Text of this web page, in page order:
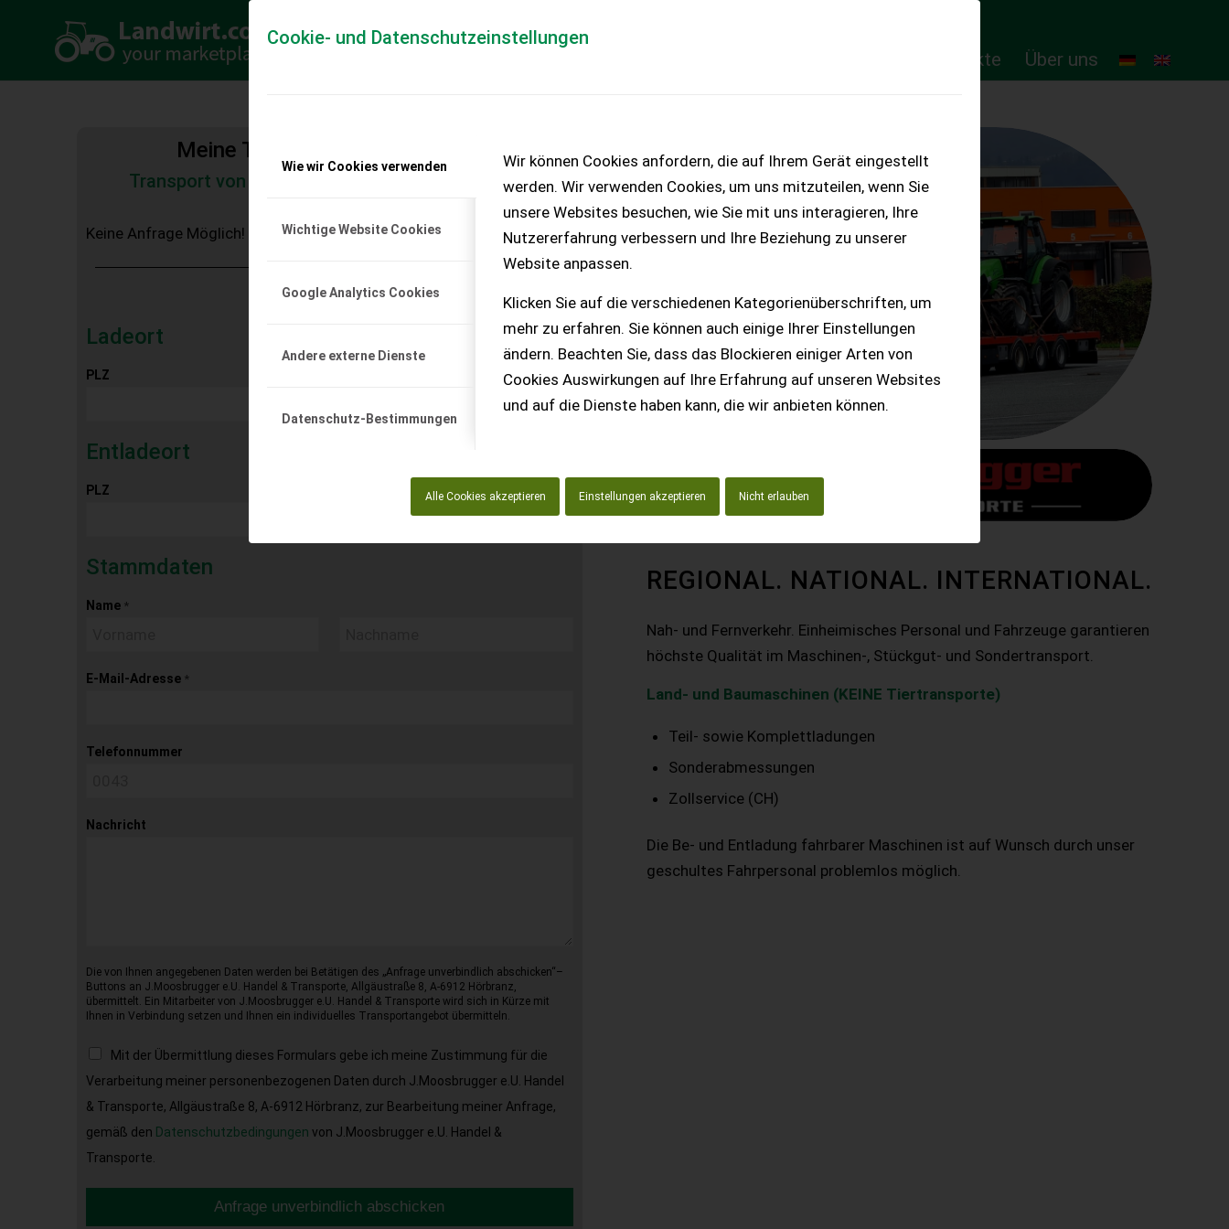
Cookie- und Datenschutzeinstellungen
Wie wir Cookies verwenden
Wichtige Website Cookies
Google Analytics Cookies
Andere externe Dienste
Datenschutz-Bestimmungen
Wir können Cookies anfordern, die auf Ihrem Gerät eingestellt
werden. Wir verwenden Cookies, um uns mitzuteilen, wenn Sie
unsere Websites besuchen, wie Sie mit uns interagieren, Ihre
Nutzererfahrung verbessern und Ihre Beziehung zu unserer
Website anpassen.
Klicken Sie auf die verschiedenen Kategorienüberschriften, um
mehr zu erfahren. Sie können auch einige Ihrer Einstellungen
ändern. Beachten Sie, dass das Blockieren einiger Arten von
Cookies Auswirkungen auf Ihre Erfahrung auf unseren Websites
und auf die Dienste haben kann, die wir anbieten können.
Alle Cookies akzeptieren Einstellungen akzeptieren Nicht erlauben
Online-Produkte Über uns
Meine Transportkostenanfrage
Transport von Land- und Baumaschinen – KEINE
Keine Anfrage Möglich!
Ladeort
PLZ
Entladeort
PLZ
Stammdaten
Name *
E-Mail-Adresse *
Telefonnummer
Nachricht
Die von Ihnen angegebenen Daten werden bei Betätigen des „Anfrage unverbindlich abschicken“–
Buttons an J.Moosbrugger e.U. Handel & Transporte, Allgäustraße 8, A-6912 Hörbranz,
übermittelt. Ein Mitarbeiter von J.Moosbrugger e.U. Handel & Transporte wird sich in Kürze mit
Ihnen in Verbindung setzen und Ihnen ein individuelles Transportangebot übermitteln.
Mit der Übermittlung dieses Formulars gebe ich meine Zustimmung für die
Verarbeitung meiner personenbezogenen Daten durch J.Moosbrugger e.U. Handel
& Transporte, Allgäustraße 8, A-6912 Hörbranz, zur Bearbeitung meiner Anfrage,
gemäß den Datenschutzbedingungen von J.Moosbrugger e.U. Handel &
Transporte.
Anfrage unverbindlich abschicken
REGIONAL. NATIONAL. INTERNATIONAL.
Nah- und Fernverkehr. Einheimisches Personal und Fahrzeuge garantieren
höchste Qualität im Maschinen-, Stückgut- und Sondertransport.
Land- und Baumaschinen (KEINE Tiertransporte)
Teil- sowie Komplettladungen
Sonderabmessungen
Zollservice (CH)
Die Be- und Entladung fahrbarer Maschinen ist auf Wunsch durch unser
geschultes Fahrpersonal problemlos möglich.